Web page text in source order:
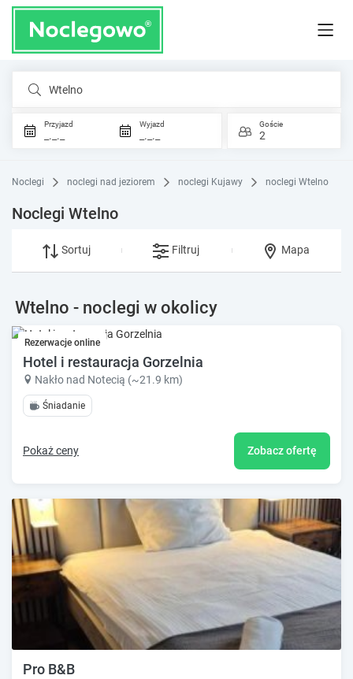
Wtelno
Przyjazd
_._._
Wyjazd
_._._
Goście
2
Noclegi noclegi nad jeziorem noclegi Kujawy noclegi Wtelno
Noclegi Wtelno
Sortuj Filtruj Mapa
Wtelno - noclegi w okolicy
Rezerwacje online
Hotel i restauracja Gorzelnia
Nakło nad Notecią (~21.9 km)
Śniadanie
Pokaż ceny Zobacz ofertę
Pro B&B